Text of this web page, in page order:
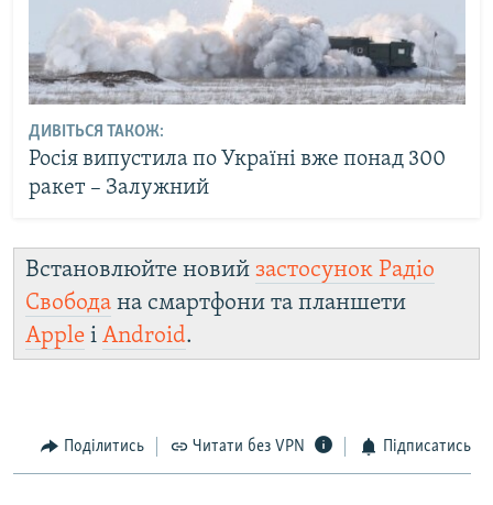
ДИВІТЬСЯ ТАКОЖ:
Росія випустила по Україні вже понад 300
ракет – Залужний
Встановлюйте новий застосунок Радіо
Свобода на смартфони та планшети
Apple і Android.
Поділитись Читати без VPN Підписатись